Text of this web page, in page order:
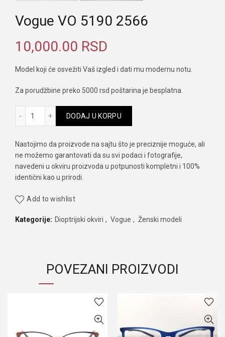
Vogue VO 5190 2566
10,000.00 RSD
Model koji će osvežiti Vaš izgled i dati mu modernu notu.
Za porudžbine preko 5000 rsd poštarina je besplatna.
Vogue VO 5190 2566 količina
DODAJ U KORPU
Nastojimo da proizvode na sajtu što je preciznije moguće, ali
ne možemo garantovati da su svi podaci i fotografije,
navedeni u okviru proizvoda u potpunosti kompletni i 100%
identični kao u prirodi.
Add to wishlist
Kategorije: Dioptrijski okviri , Vogue , Ženski modeli
POVEZANI PROIZVODI